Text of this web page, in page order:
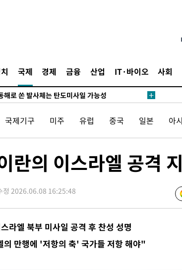
국제 경제 금융 산업 IT·바이오 사회
풍' 축구협회…11시간 걸린 초유의 압수수색(종
, 혼조 출발…나스닥 0.3%↓, 다우 0.14%↑
2순위' 결론냈던 스포츠윤리센터도 압수수색
해로 쏜 발사체는 탄도미사일 가능성
으로 미상 발사체 발사"
위…한밤 열대야도 계속[내일날씨]
배경엔 美의 대한국 무역적자 있어"
최고치 경신…영등포 순간 '40도'
가 압수수색…내란 중요임무종사 혐의
회복…0.26% 오른 801.67 마감
포인트(4.58%) 내린 6296.38 마감
0.7원 내린 1423.8원 마감
국제기구 미주 유럽 중국 일본 아
란의 이스라엘 공격
정 2026.06.08 16:25:48
라엘 북부 미사일 공격 후 찬성 성명
의 만행에 '저항의 축' 국가들 저항 해야"